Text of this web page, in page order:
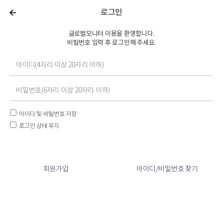
로그인
글로벌모니터 이용을 환영합니다.
비빌번호 입력 후 로그인해 주세요.
아이디 및 비밀번호 저장
로그인 상태 유지
회원가입 아이디/비밀번호 찾기